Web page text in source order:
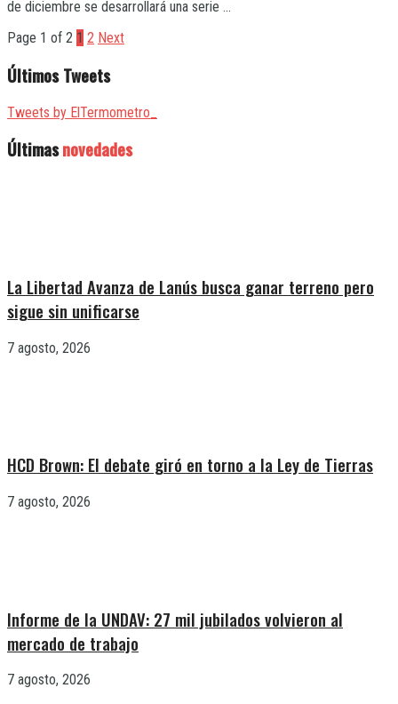
de diciembre se desarrollará una serie ...
Page 1 of 2 1 2 Next
Últimos Tweets
Tweets by ElTermometro_
Últimasnovedades
La Libertad Avanza de Lanús busca ganar terreno pero
sigue sin unificarse
7 agosto, 2026
HCD Brown: El debate giró en torno a la Ley de Tierras
7 agosto, 2026
Informe de la UNDAV: 27 mil jubilados volvieron al
mercado de trabajo
7 agosto, 2026